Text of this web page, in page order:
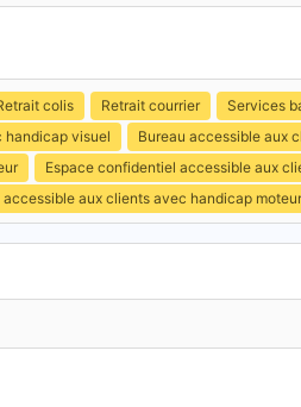
colis Retrait courrier Services
handicap visuel
Bureau accessible aux
Espace confidentiel accessible aux
accessible aux clients avec handicap moteur